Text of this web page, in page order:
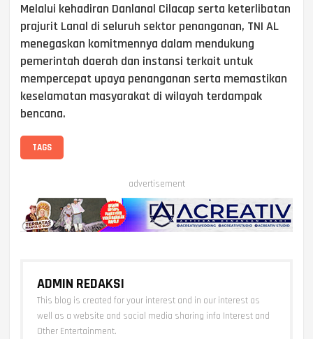
Melalui kehadiran Danlanal Cilacap serta keterlibatan
prajurit Lanal di seluruh sektor penanganan, TNI AL
menegaskan komitmennya dalam mendukung
pemerintah daerah dan instansi terkait untuk
mempercepat upaya penanganan serta memastikan
keselamatan masyarakat di wilayah terdampak
bencana.
TAGS
advertisement
ADMIN REDAKSI
This blog is created for your interest and in our interest as
well as a website and social media sharing info Interest and
Other Entertainment.